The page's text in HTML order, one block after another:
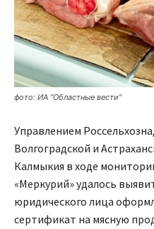
фото: ИА "Областные вести"
Управлением
Волгоградской и
Калмыкия в ходе
«Меркурий» удалось
юридического лица
сертификат на мясную